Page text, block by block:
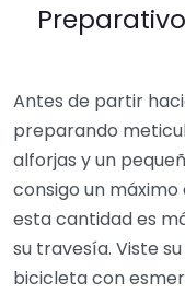
Antes de partir
preparando
alforjas y un
consigo un máximo
esta cantidad es
su travesía. Viste
bicicleta con